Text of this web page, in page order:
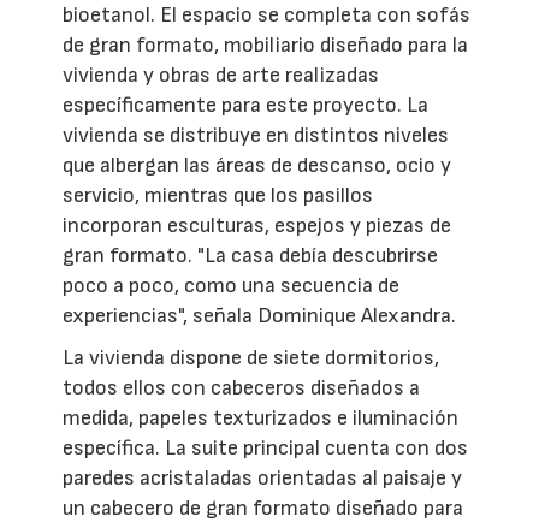
bioetanol. El espacio se completa con sofás
de gran formato, mobiliario diseñado para la
vivienda y obras de arte realizadas
específicamente para este proyecto. La
vivienda se distribuye en distintos niveles
que albergan las áreas de descanso, ocio y
servicio, mientras que los pasillos
incorporan esculturas, espejos y piezas de
gran formato. "La casa debía descubrirse
poco a poco, como una secuencia de
experiencias", señala Dominique Alexandra.
La vivienda dispone de siete dormitorios,
todos ellos con cabeceros diseñados a
medida, papeles texturizados e iluminación
específica. La suite principal cuenta con dos
paredes acristaladas orientadas al paisaje y
un cabecero de gran formato diseñado para